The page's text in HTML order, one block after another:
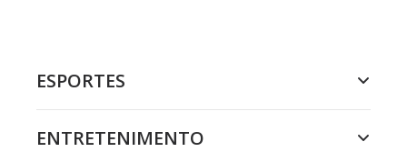
ESPORTES
ENTRETENIMENTO